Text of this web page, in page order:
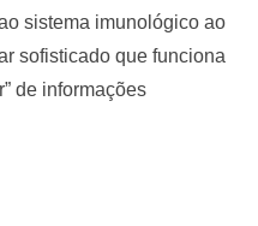
sistema imunológico ao
sofisticado que funciona
de informações